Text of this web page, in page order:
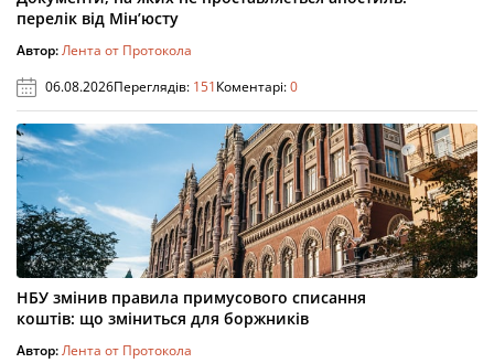
перелік від Мін’юсту
Автор:Лента от Протокола
06.08.2026Переглядів: 151Коментарі:0
НБУ змінив правила примусового списання
коштів: що зміниться для боржників
Автор:Лента от Протокола